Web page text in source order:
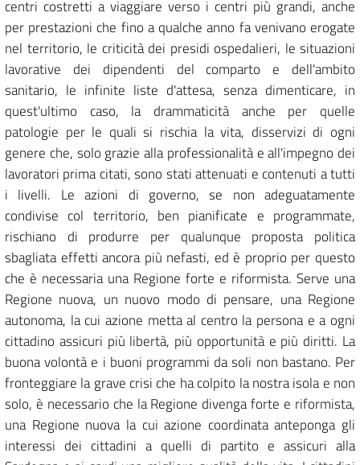
centri costretti a viaggiare verso i centri più grandi, anche
per prestazioni che fino a qualche anno fa venivano erogate
nel territorio, le criticità dei presidi ospedalieri, le situazioni
lavorative dei dipendenti del comparto e dell'ambito
sanitario, le infinite liste d'attesa, senza dimenticare, in
quest'ultimo caso, la drammaticità anche per quelle
patologie per le quali si rischia la vita, disservizi di ogni
genere che, solo grazie alla professionalità e all'impegno dei
lavoratori prima citati, sono stati attenuati e contenuti a tutti
i livelli. Le azioni di governo, se non adeguatamente
condivise col territorio, ben pianificate e programmate,
rischiano di produrre per qualunque proposta politica
sbagliata effetti ancora più nefasti, ed è proprio per questo
che è necessaria una Regione forte e riformista. Serve una
Regione nuova, un nuovo modo di pensare, una Regione
autonoma, la cui azione metta al centro la persona e a ogni
cittadino assicuri più libertà, più opportunità e più diritti. La
buona volontà e i buoni programmi da soli non bastano. Per
fronteggiare la grave crisi che ha colpito la nostra isola e non
solo, è necessario che la Regione divenga forte e riformista,
una Regione nuova la cui azione coordinata anteponga gli
interessi dei cittadini a quelli di partito e assicuri alla